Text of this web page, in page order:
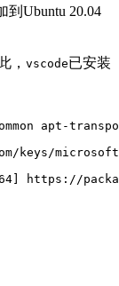
到Ubuntu 20.04
， vscode已安装
apt-
keys/
https://